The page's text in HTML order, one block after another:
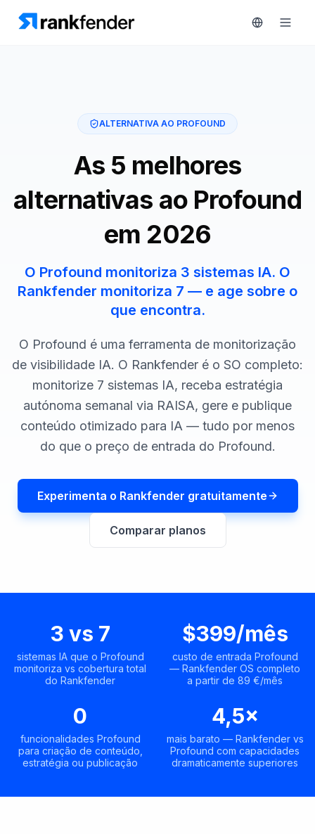
MONITORIZAR
de
concorrentes
palavras-
chave
AGIR
Content
Engine
RAISA
Integrações
Preços
ALTERNATIVA AO PROFOUND
As 5 melhores
alternativas ao Profound
em 2026
O Profound monitoriza 3 sistemas IA. O
Rankfender monitoriza 7 — e age sobre o
que encontra.
O Profound é uma ferramenta de monitorização
de visibilidade IA. O Rankfender é o SO completo:
monitorize 7 sistemas IA, receba estratégia
autónoma semanal via RAISA, gere e publique
conteúdo otimizado para IA — tudo por menos
do que o preço de entrada do Profound.
Experimenta o Rankfender gratuitamente
Comparar planos
3 vs 7
sistemas IA que o Profound
monitoriza vs cobertura total
do Rankfender
$399/mês
custo de entrada Profound
— Rankfender OS completo
a partir de 89 €/mês
0
funcionalidades Profound
para criação de conteúdo,
estratégia ou publicação
4,5×
mais barato — Rankfender vs
Profound com capacidades
dramaticamente superiores